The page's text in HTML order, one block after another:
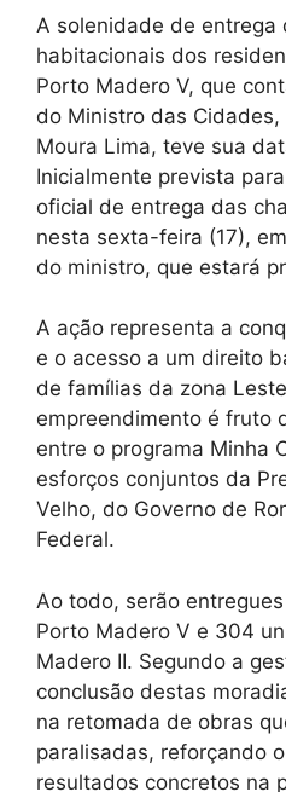
A solenidade de entrega
habitacionais dos
Porto Madero V, que
do Ministro das
Moura Lima, teve sua
Inicialmente prevista
oficial de entrega das
nesta sexta-feira (17),
do ministro, que estará
A ação representa a
e o acesso a um direito
de famílias da zona
empreendimento é fruto
entre o programa Minha
esforços conjuntos da
Velho, do Governo de
Federal.
Ao todo, serão
Porto Madero V e 304
Madero II. Segundo a
conclusão destas
na retomada de obras
paralisadas, reforçando
resultados concretos na